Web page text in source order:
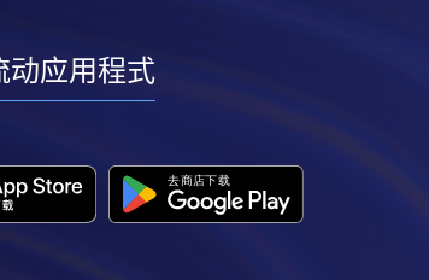
linkedininstagram
动应用程式